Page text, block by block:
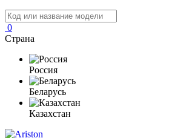
0
Страна
Россия
Беларусь
Казахстан